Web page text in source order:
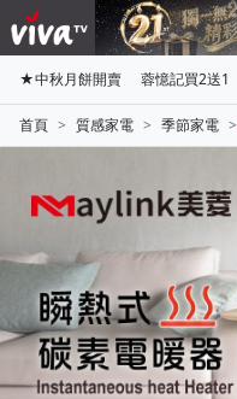
★中秋月餅開賣 蓉憶記買2送1
首頁 質感家電 季節家電